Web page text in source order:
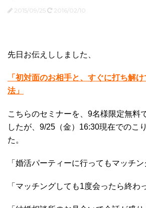
2015/09/25 2016/02/10
先日お伝えししました、
「初対面のお相手と、すぐに打ち解
法」
こちらのセミナーを、9名様限定無料
したが、9/25（金）16:30現在でのこ
た。
「婚活パーティーに行ってもマッチン
「マッチングしても1度会ったら終わ